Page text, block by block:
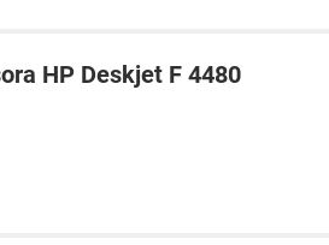
HP Deskjet F 4480